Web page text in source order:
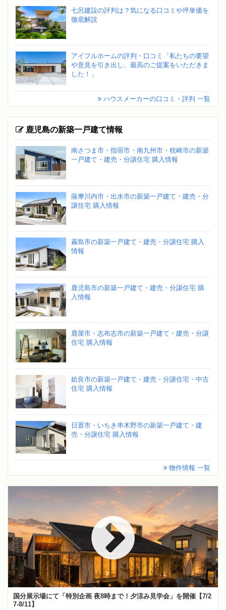
七呂建設の評判は？気になる口コミや坪単価を
徹底解説
アイフルホームの評判・口コミ「私たちの要望
や意見を引き出し、最高のご提案をいただきま
した！」
ハウスメーカーの口コミ・評判 一覧
鹿児島の新築一戸建て情報
南さつま市・指宿市・南九州市・枕崎市の新築
一戸建て・建売・分譲住宅 購入情報
薩摩川内市・出水市の新築一戸建て・建売・分
譲住宅 購入情報
霧島市の新築一戸建て・建売・分譲住宅 購入
情報
鹿児島市の新築一戸建て・建売・分譲住宅 購
入情報
鹿屋市・志布志市の新築一戸建て・建売・分譲
住宅 購入情報
姶良市の新築一戸建て・建売・分譲住宅・中古
住宅 購入情報
日置市・いちき串木野市の新築一戸建て・建
売・分譲住宅 購入情報
物件情報 一覧
国分展示場にて「特別企画 夜8時まで！夕涼み見学会」を開催【7/2
7-8/11】